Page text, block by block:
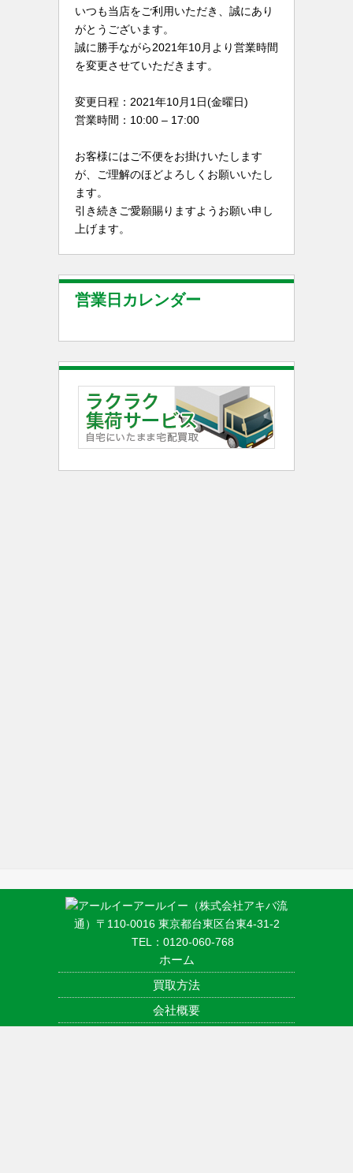
いつも当店をご利用いただき、誠にあり
がとうございます。
誠に勝手ながら2021年10月より営業時間
を変更させていただきます。
変更日程：2021年10月1日(金曜日)
営業時間：10:00 – 17:00
お客様にはご不便をお掛けいたします
が、ご理解のほどよろしくお願いいたし
ます。
引き続きご愛願賜りますようお願い申し
上げます。
営業日カレンダー
アールイー（株式会社アキバ流
通）〒110-0016 東京都台東区台東4-31-2
TEL： 0120-060-768
ホーム
買取方法
会社概要